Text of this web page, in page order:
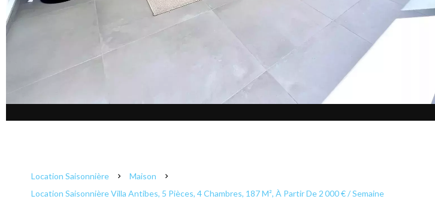
Location Saisonnière
Maison
Location Saisonnière Villa Antibes, 5 Pièces, 4 Chambres, 187 M², À Partir De 2 000 € / Semaine